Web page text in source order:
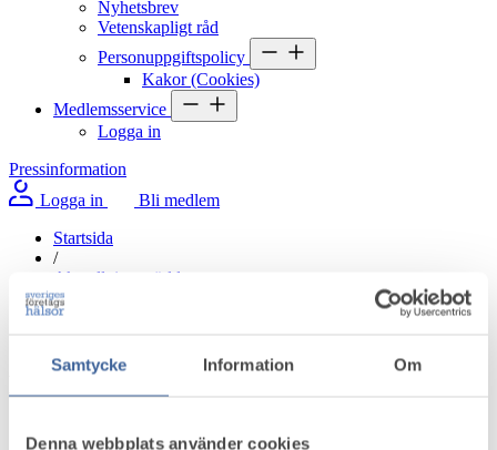
Samtycke Information Om
Denna webbplats använder cookies
Nyhetsbrev
Vetenskapligt råd
Personuppgiftspolicy
Kakor (Cookies)
Medlemsservice
Logga in
Pressinformation
Logga in
Bli medlem
Startsida
/
Aktuellt i omvärlden
/
Lågt deltagande i hälsokontroller väcker oro för oupptäckta
Lågt deltagande i hälsokontroller väcker